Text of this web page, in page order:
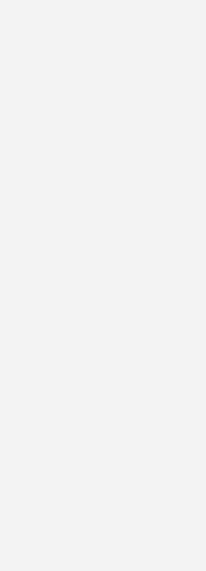
stieg der Anteil der
der Bruttostromversorgung
Energiewirtschaft
in den
CO2 geringer wurden
fielen, blieb die
von 2023. Die
allerdings zog einen
nach sich.
Klimapfad weiterhin nicht
der Gebäude-
die
In der für beide
Sharing Regulation
12 Millionen
nur deshalb nicht
erneut milder als
damit insbesondere
die Heiz-Emissionen im